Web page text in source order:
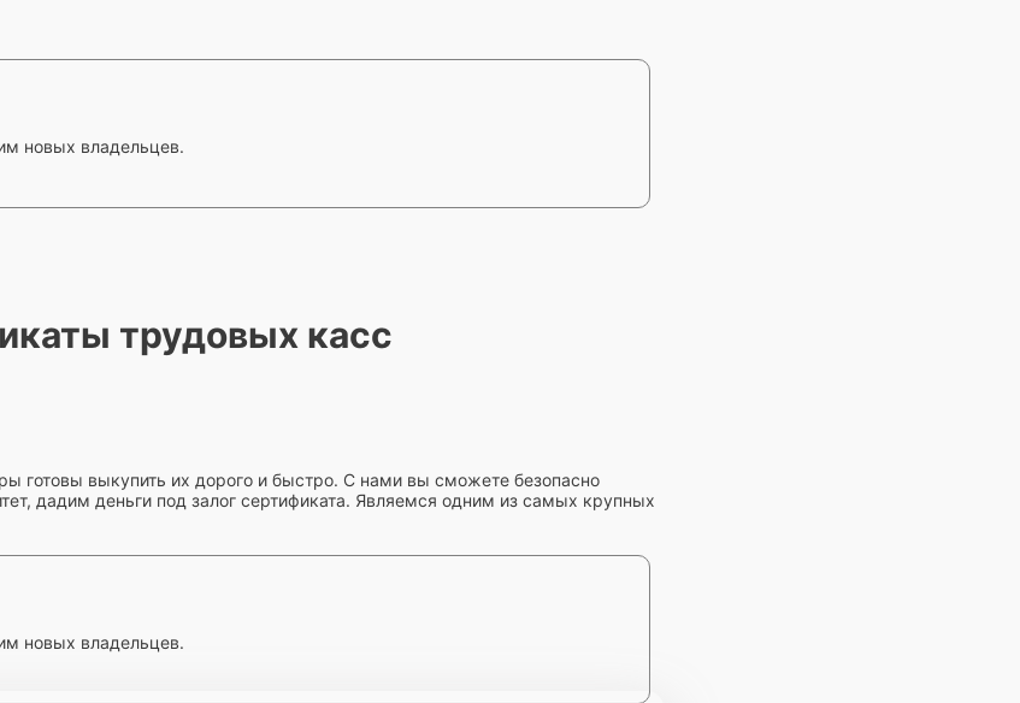
новых владельцев.
трудовых касс
готовы выкупить их дорого и быстро. С нами вы сможете безопасно
дадим деньги под залог сертификата. Являемся одним из самых крупных
новых владельцев.